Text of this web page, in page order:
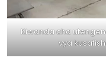
Kiwanda cha
vya